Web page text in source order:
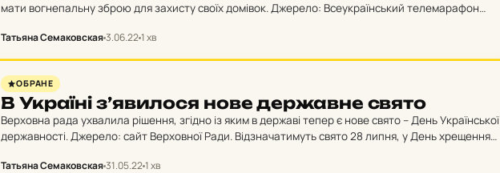
мати вогнепальну зброю для захисту своїх домівок. Джерело: Всеукраїнський телемарафон
Татьяна Семаковская3.06.221 хв
ОБРАНЕ
В Ук­ра­ї­ні з’яви­ло­ся нове дер­жав­не свято
Верховна рада ухвалила рішення, згідно із яким в державі тепер є нове свято – День Української
державності. Джерело: сайт Верховної Ради. Відзначатимуть свято 28 липня, у День хрещення
Татьяна Семаковская31.05.221 хв